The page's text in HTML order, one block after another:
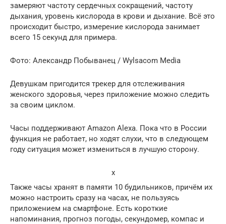
замеряют частоту сердечных сокращений, частоту
дыхания, уровень кислорода в крови и дыхание. Всё это
происходит быстро, измерение кислорода занимает
всего 15 секунд для примера.
Фото: Александр Побыванец / Wylsacom Media
Девушкам пригодится трекер для отслеживания
женского здоровья, через приложение можно следить
за своим циклом.
Часы поддерживают Amazon Alexa. Пока что в России
функция не работает, но ходят слухи, что в следующем
году ситуация может измениться в лучшую сторону.
x
Также часы хранят в памяти 10 будильников, причём их
можно настроить сразу на часах, не пользуясь
приложением на смартфоне. Есть короткие
напоминания, прогноз погоды, секундомер, компас и